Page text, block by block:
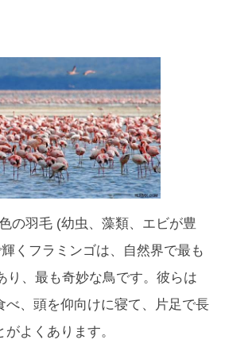
の羽毛 (幼虫、藻類、エビが豊
くフラミンゴは、自然界で最も
り、最も奇妙な鳥です。彼らは
べ、頭を仰向けに寝て、片足で長
よくあります。